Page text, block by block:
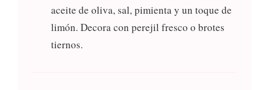
aceite de oliva, sal, pimienta y un toque de
limón. Decora con perejil fresco o brotes
tiernos.